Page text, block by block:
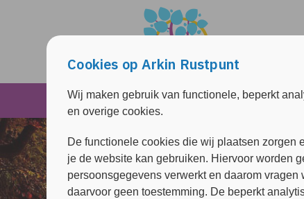
Overslaan en naar de inhoud gaan
Inspiratie & Troost
Cookies op Arkin Rustpunt
Wij maken gebruik van functionele, beperkt
en overige cookies.
De functionele cookies die wij plaatsen zorgen
je de website kan gebruiken. Hiervoor worden
persoonsgegevens verwerkt en daarom vragen
daarvoor geen toestemming. De beperkt